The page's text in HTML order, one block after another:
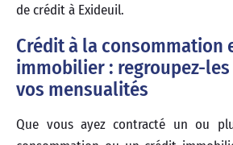
de crédit à Exideuil.
Crédit à la consommation
immobilier : regroupez-
vos mensualités
Que vous ayez contracté un ou